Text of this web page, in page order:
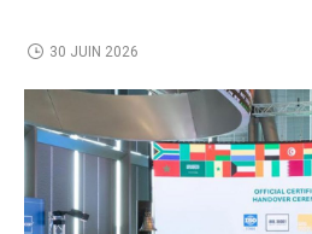
30 JUIN 2026